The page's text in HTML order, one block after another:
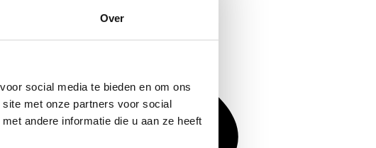
Over
social media te bieden en om ons
met onze partners voor social
andere informatie die u aan ze heeft